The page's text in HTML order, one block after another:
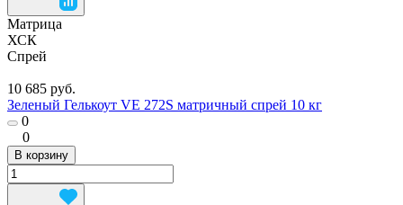
Матрица
ХСК
Спрей
10 685 руб.
Зеленый Гелькоут VE 272S матричный спрей 10 кг
0
0
В корзину